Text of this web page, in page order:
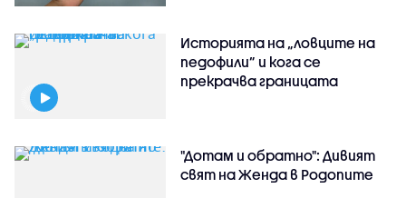
Историята на „ловците на
педофили” и кога се
прекрачва границата
"Дотам и обратно": Дивият
свят на Женда в Родопите